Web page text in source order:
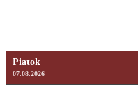
Piatok
07.08.2026